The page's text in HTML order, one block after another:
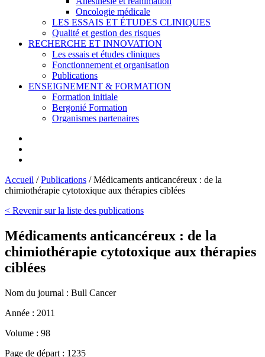
Oncologie médicale
LES ESSAIS ET ÉTUDES CLINIQUES
Qualité et gestion des risques
RECHERCHE ET INNOVATION
Les essais et études cliniques
Fonctionnement et organisation
Publications
ENSEIGNEMENT & FORMATION
Formation initiale
Bergonié Formation
Organismes partenaires
Accueil /Publications /Médicaments anticancéreux : de la
chimiothérapie cytotoxique aux thérapies ciblées
< Revenir sur la liste des publications
Médicaments anticancéreux : de la
chimiothérapie cytotoxique aux thérapies
ciblées
Nom du journal : Bull Cancer
Année : 2011
Volume : 98
Page de départ : 1235